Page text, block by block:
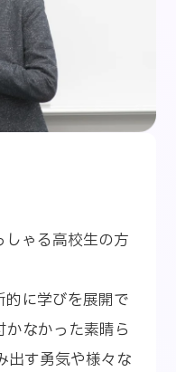
ゃる高校生の方
に学びを展開で
かなかった素晴ら
出す勇気や様々な